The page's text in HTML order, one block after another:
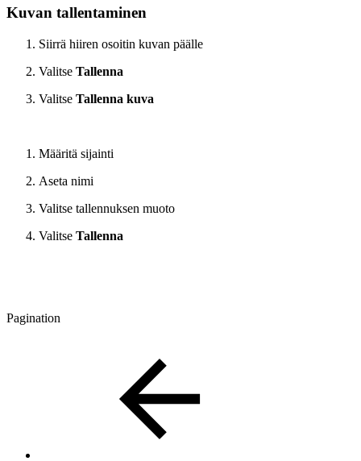
Kuvan tallentaminen
Siirrä hiiren osoitin kuvan päälle
Valitse Tallenna
Valitse Tallenna kuva
Määritä sijainti
Aseta nimi
Valitse tallennuksen muoto
Valitse Tallenna
Pagination